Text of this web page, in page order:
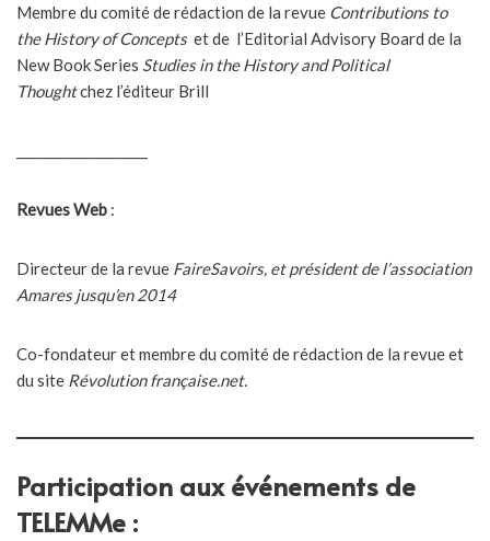
Membre du comité de rédaction de la revue Contributions to
the History of Conceptset de l’Editorial Advisory Board de la
New Book Series Studies in the History and Political
Thoughtchez l’éditeur Brill
Revues Web :
Directeur de la revue FaireSavoirs, et président de l’association
Amares jusqu’en 2014
Co-fondateur et membre du comité de rédaction de la revue et
du site Révolution française.net.
Participation aux événements de
TELEMMe :